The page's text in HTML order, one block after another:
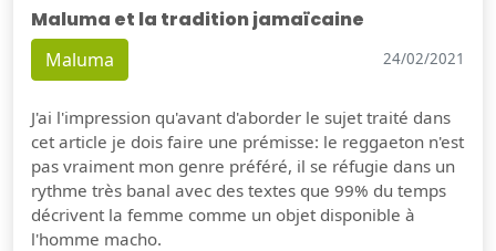
Maluma et la tradition jamaïcaine
Maluma 24/02/2021
J'ai l'impression qu'avant d'aborder le sujet traité dans
cet article je dois faire une prémisse: le reggaeton n'est
pas vraiment mon genre préféré, il se réfugie dans un
rythme très banal avec des textes que 99% du temps
décrivent la femme comme un objet disponible à
l'homme macho.